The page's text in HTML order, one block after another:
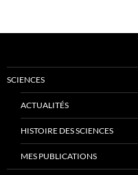
SCIENCES
ACTUALITÉS
HISTOIRE DES SCIENCES
MES PUBLICATIONS